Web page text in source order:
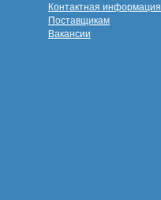
Контактная информация
Поставщикам
Вакансии